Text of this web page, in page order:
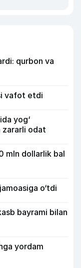
qurbon va
vafot etdi
yog‘
zararli odat
mln dollarlik bal
o‘tdi
bayrami bilan
yordam